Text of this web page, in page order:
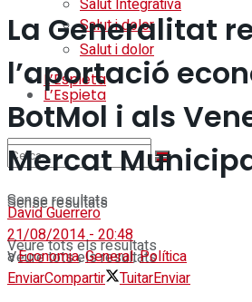
Salut i dolor
L’Espieta
Sense resultats
Veure tots els resultats
Salut Integrativa
Salut i dolor
L’Espieta
Sense resultats
Veure tots els resultats
La Generalitat
l’aportació
BotMol i als
Mercat
David Guerrero
21/08/2014 - 20:48
aEconomia,General,Política
EnviarCompartir TuitarEnviar